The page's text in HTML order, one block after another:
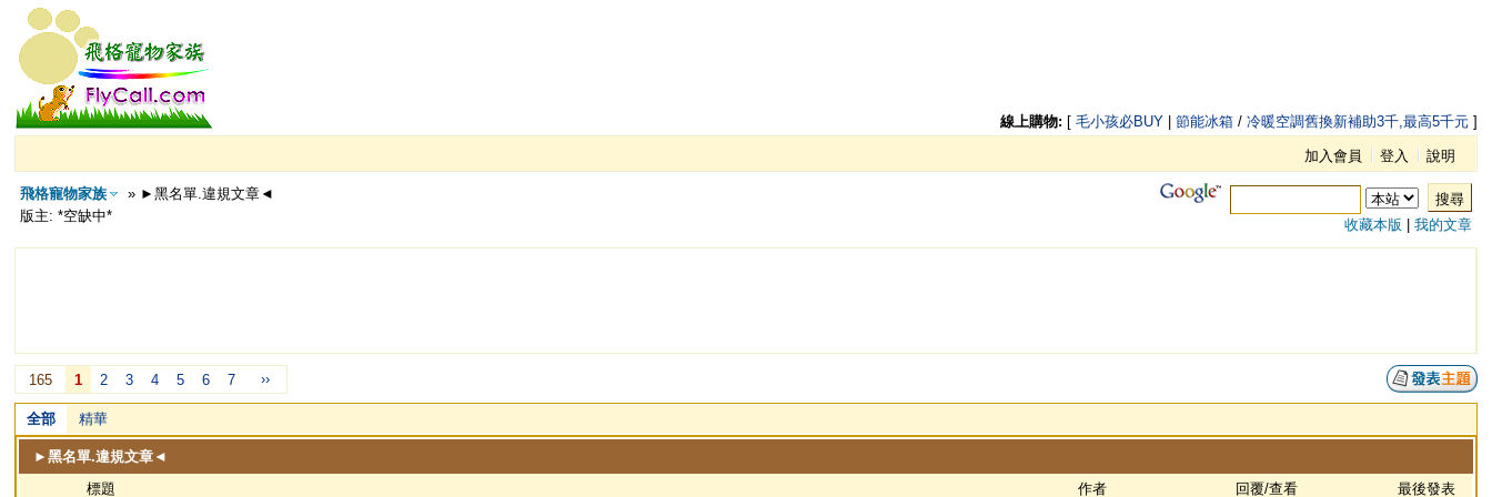
線上購物: [ 毛小孩必BUY| 節能冰箱/ 冷暖空調舊換新補助3千,最高5千元]
加入會員 登入 說明
搜尋
收藏本版
我的文章
飛格寵物家族
» ►黑名單.違規文章◄
版主: *空缺中*
165 1 2 3 4 5 6 7 ››
全部 精華
►黑名單.違規文章◄
標題
作者 回覆/查看 最後發表